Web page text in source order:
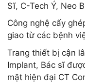
Sĩ, C-Tech Ý, Neo
Công nghệ cấy
giao từ các bệnh
Trang thiết bị cận
Implant, Bác sĩ
mặt hiện đại CT